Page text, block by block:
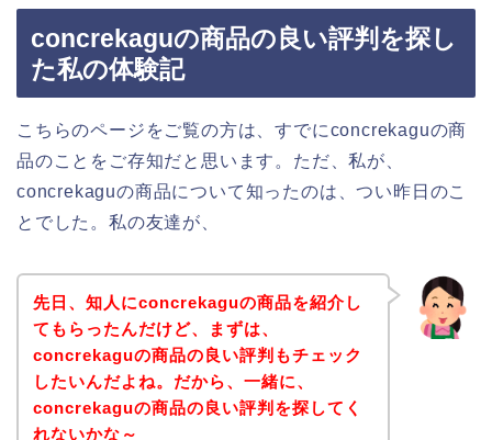
concrekaguの商品の良い評判を探し
た私の体験記
こちらのページをご覧の方は、すでにconcrekaguの商
品のことをご存知だと思います。ただ、私が、
concrekaguの商品について知ったのは、つい昨日のこ
とでした。私の友達が、
先日、知人にconcrekaguの商品を紹介し
てもらったんだけど、まずは、
concrekaguの商品の良い評判もチェック
したいんだよね。だから、一緒に、
concrekaguの商品の良い評判を探してく
れないかな～